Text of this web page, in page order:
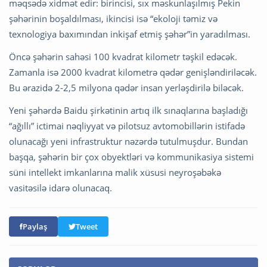
məqsədə xidmət edir: birincisi, sıx məskunlaşılmış Pekin
şəhərinin boşaldılması, ikincisi isə “ekoloji təmiz və
texnologiya baxımından inkişaf etmiş şəhər”in yaradılması.
Öncə şəhərin sahəsi 100 kvadrat kilometr təşkil edəcək.
Zamanla isə 2000 kvadrat kilometrə qədər genişləndiriləcək.
Bu ərazidə 2-2,5 milyona qədər insan yerləşdirilə biləcək.
Yeni şəhərdə Baidu şirkətinin artıq ilk sınaqlarına başladığı
“ağıllı” ictimai nəqliyyat və pilotsuz avtomobillərin istifadə
olunacağı yeni infrastruktur nəzərdə tutulmuşdur. Bundan
başqa, şəhərin bir çox obyektləri və kommunikasiya sistemi
süni intellekt imkanlarına malik xüsusi neyroşəbəkə
vasitəsilə idarə olunacaq.
Paylaş Tweet